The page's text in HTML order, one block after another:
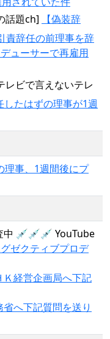
話題ch]
【偽装辞
責辞任の前理事を辞
ューサーで再雇用
レビで言えないテレ
たはずの理事が1週
理事、1週間後にプ
中 💉💉💉 YouTube
ゼクティブプロデ
経営企画局へ下記
へ下記質問を送り